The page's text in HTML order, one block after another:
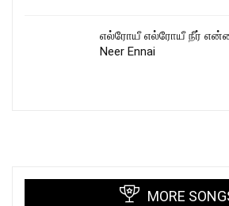
எல்ரோயீ எல்ரோயீ நீர்
Neer Ennai
MORE